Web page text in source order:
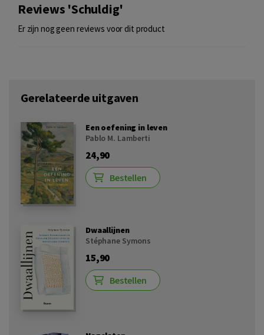
Reviews 'Schuldig'
Er zijn nog geen reviews voor dit product
Gerelateerde uitgaven
Een oefening in leven
Pablo M. Lamberti
24,90
Bestellen
Dwaallijnen
Stéphane Symons
15,90
Bestellen